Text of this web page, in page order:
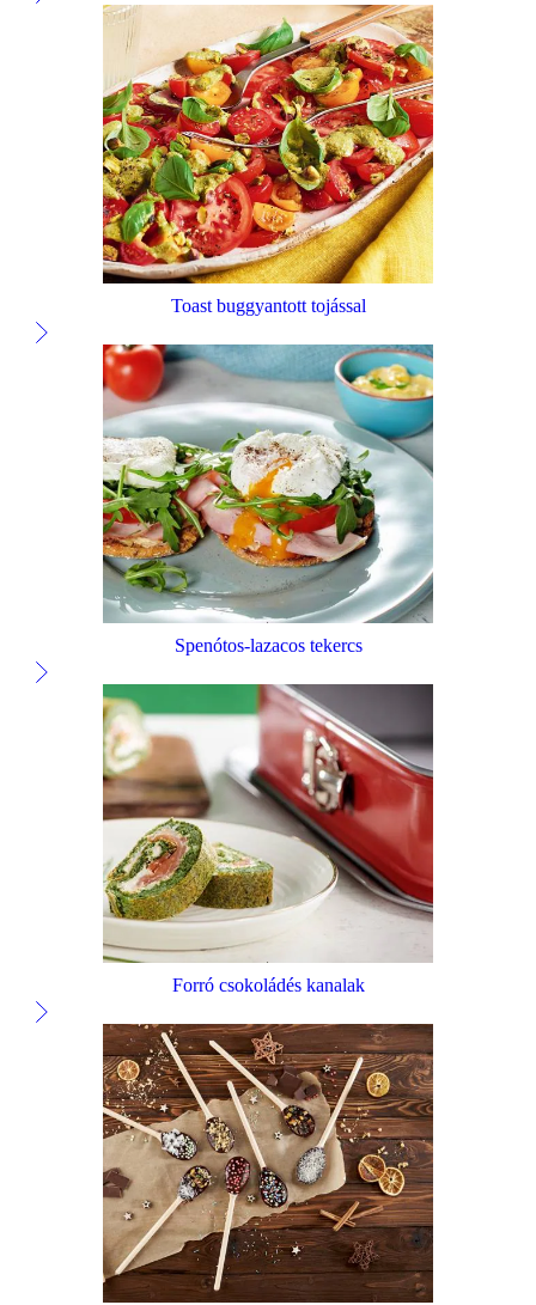
Toast buggyantott tojással
Spenótos-lazacos tekercs
Forró csokoládés kanalak